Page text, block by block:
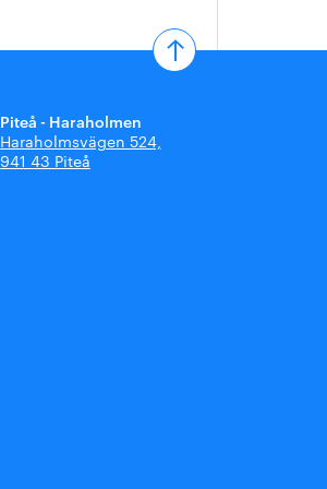
Piteå - Haraholmen
Haraholmsvägen 524,
941 43 Piteå